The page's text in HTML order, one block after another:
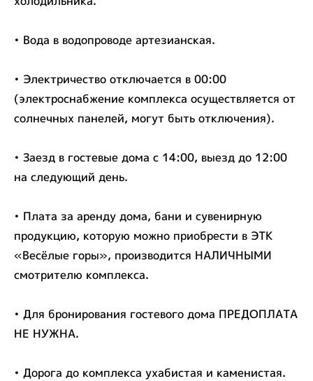
• Вода в водопроводе артезианская.
• Электричество отключается в 00:00
(электроснабжение комплекса осуществляется от
солнечных панелей, могут быть отключения).
• Заезд в гостевые дома с 14:00, выезд до 12:00
на следующий день.
• Плата за аренду дома, бани и сувенирную
продукцию, которую можно приобрести в ЭТК
«Весёлые горы», производится НАЛИЧНЫМИ
смотрителю комплекса.
• Для бронирования гостевого дома ПРЕДОПЛАТА
НЕ НУЖНА.
• Дорога до комплекса ухабистая и каменистая.